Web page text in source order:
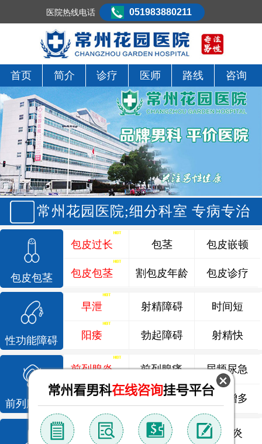
首页 简介 诊疗 医师 路线 咨询
常州花园医院;细分科室 专病专治
包皮包茎
包皮过长
包皮包茎
包茎
割包皮年龄
包皮嵌顿
包皮诊疗
性功能障碍
早泄
阳痿
射精障碍
勃起障碍
时间短
射精快
前列腺疾病
前列腺炎 前列腺痛 尿频尿急
前列腺增生 排尿不畅 夜尿增多
龟头炎 睾丸炎 尿道炎
医院热线电话 051983880211